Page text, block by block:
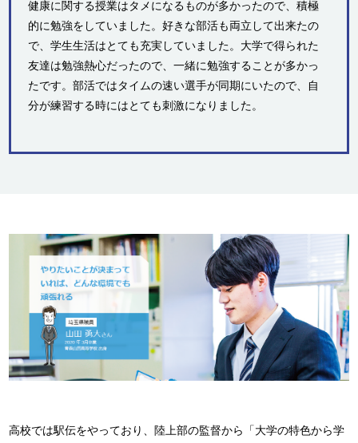
健康に関する授業はタメになるものが多かったので、積極
的に勉強をしていました。好きな部活も両立して出来たの
で、学生生活はとても充実していました。大学で得られた
友達は勉強熱心だったので、一緒に勉強することが多かっ
たです。部活ではタイムの速い選手が同期にいたので、自
分が練習する時にはとても刺激になりました。
高校では駅伝をやっており、陸上部の監督から「大学の特色から学